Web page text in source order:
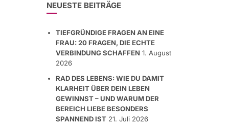
NEUESTE BEITRÄGE
TIEFGRÜNDIGE FRAGEN AN EINE
FRAU: 20 FRAGEN, DIE ECHTE
VERBINDUNG SCHAFFEN 1. August
2026
RAD DES LEBENS: WIE DU DAMIT
KLARHEIT ÜBER DEIN LEBEN
GEWINNST – UND WARUM DER
BEREICH LIEBE BESONDERS
SPANNEND IST 21. Juli 2026